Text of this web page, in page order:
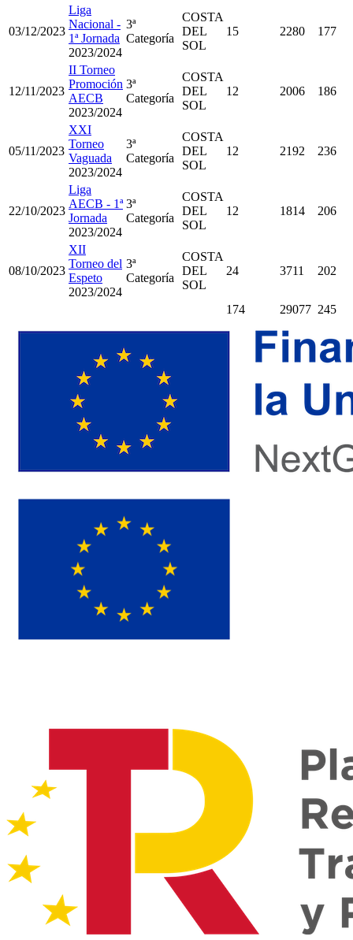
03/12/2023
Liga
Nacional -
1ª Jornada
2023/2024
3ª
Categoría
COSTA
DEL
SOL
15 2280 177
12/11/2023
II Torneo
Promoción
AECB
2023/2024
3ª
Categoría
COSTA
DEL
SOL
12 2006 186
05/11/2023
XXI
Torneo
Vaguada
2023/2024
3ª
Categoría
COSTA
DEL
SOL
12 2192 236
22/10/2023
Liga
AECB - 1ª
Jornada
2023/2024
3ª
Categoría
COSTA
DEL
SOL
12 1814 206
08/10/2023
XII
Torneo del
Espeto
2023/2024
3ª
Categoría
COSTA
DEL
SOL
24 3711 202
174 29077 245